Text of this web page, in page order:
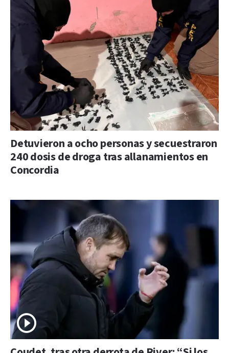
Detuvieron a ocho personas y secuestraron
240 dosis de droga tras allanamientos en
Concordia